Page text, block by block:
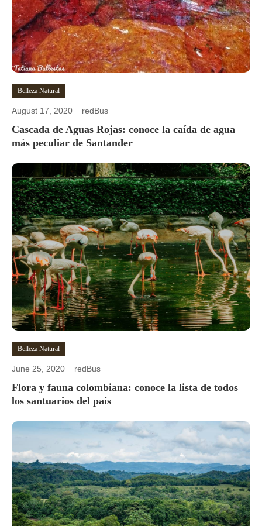
Belleza Natural
August 17, 2020 redBus
Cascada de Aguas Rojas: conoce la caída de agua
más peculiar de Santander
Belleza Natural
June 25, 2020 redBus
Flora y fauna colombiana: conoce la lista de todos
los santuarios del país